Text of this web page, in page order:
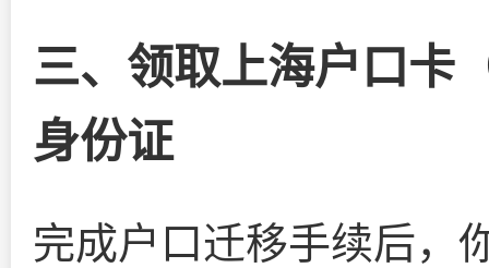
三、领取上海户口卡
身份证
完成户口迁移手续后，